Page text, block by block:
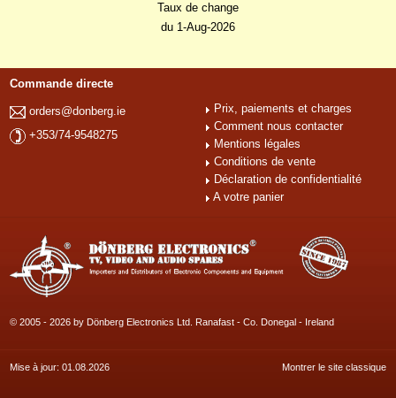
Taux de change
du 1-Aug-2026
Commande directe
orders@donberg.ie
+353/74-9548275
Prix, paiements et charges
Comment nous contacter
Mentions légales
Conditions de vente
Déclaration de confidentialité
A votre panier
© 2005 - 2026 by Dönberg Electronics Ltd. Ranafast - Co. Donegal - Ireland
Mise à jour: 01.08.2026 Montrer le site classique